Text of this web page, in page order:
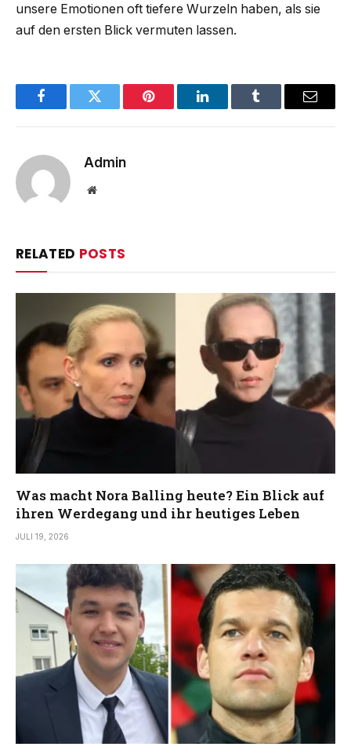
unsere Emotionen oft tiefere Wurzeln haben, als sie
auf den ersten Blick vermuten lassen.
FacebookTwitter Pinterest LinkedInTumblr Email
Admin
Website
RELATED POSTS
Was macht Nora Balling heute? Ein Blick auf
ihren Werdegang und ihr heutiges Leben
JULI 19, 2026